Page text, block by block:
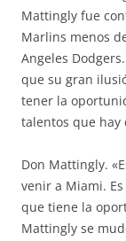
Mattingly fue
Marlins menos
Angeles
que su gran
tener la
talentos que hay
Don Mattingly.
venir a Miami.
que tiene la
Mattingly se